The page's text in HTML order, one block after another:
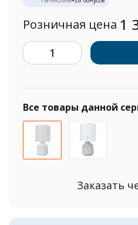
Розничная цена 1
Все товары данной
Заказать